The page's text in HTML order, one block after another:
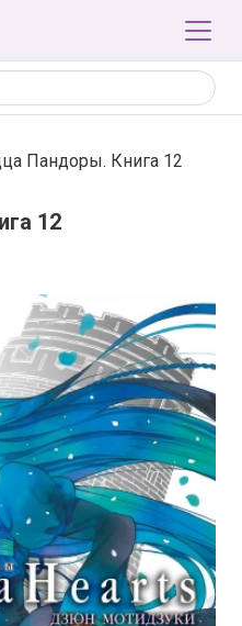
Пандоры. Книга 12
12